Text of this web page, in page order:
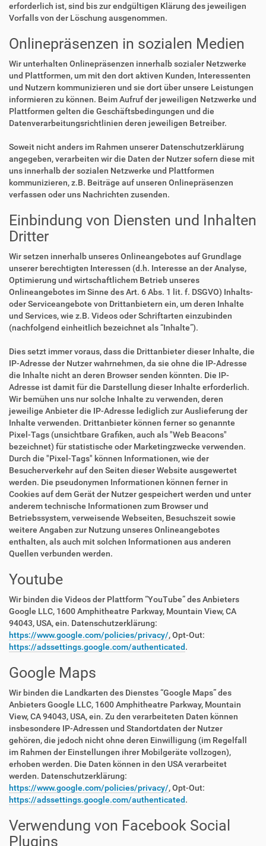
erforderlich ist, sind bis zur endgültigen Klärung des jeweiligen
Vorfalls von der Löschung ausgenommen.
Onlinepräsenzen in sozialen Medien
Wir unterhalten Onlinepräsenzen innerhalb sozialer Netzwerke
und Plattformen, um mit den dort aktiven Kunden, Interessenten
und Nutzern kommunizieren und sie dort über unsere Leistungen
informieren zu können. Beim Aufruf der jeweiligen Netzwerke und
Plattformen gelten die Geschäftsbedingungen und die
Datenverarbeitungsrichtlinien deren jeweiligen Betreiber.
Soweit nicht anders im Rahmen unserer Datenschutzerklärung
angegeben, verarbeiten wir die Daten der Nutzer sofern diese mit
uns innerhalb der sozialen Netzwerke und Plattformen
kommunizieren, z.B. Beiträge auf unseren Onlinepräsenzen
verfassen oder uns Nachrichten zusenden.
Einbindung von Diensten und Inhalten
Dritter
Wir setzen innerhalb unseres Onlineangebotes auf Grundlage
unserer berechtigten Interessen (d.h. Interesse an der Analyse,
Optimierung und wirtschaftlichem Betrieb unseres
Onlineangebotes im Sinne des Art. 6 Abs. 1 lit. f. DSGVO) Inhalts-
oder Serviceangebote von Drittanbietern ein, um deren Inhalte
und Services, wie z.B. Videos oder Schriftarten einzubinden
(nachfolgend einheitlich bezeichnet als “Inhalte”).
Dies setzt immer voraus, dass die Drittanbieter dieser Inhalte, die
IP-Adresse der Nutzer wahrnehmen, da sie ohne die IP-Adresse
die Inhalte nicht an deren Browser senden könnten. Die IP-
Adresse ist damit für die Darstellung dieser Inhalte erforderlich.
Wir bemühen uns nur solche Inhalte zu verwenden, deren
jeweilige Anbieter die IP-Adresse lediglich zur Auslieferung der
Inhalte verwenden. Drittanbieter können ferner so genannte
Pixel-Tags (unsichtbare Grafiken, auch als "Web Beacons"
bezeichnet) für statistische oder Marketingzwecke verwenden.
Durch die "Pixel-Tags" können Informationen, wie der
Besucherverkehr auf den Seiten dieser Website ausgewertet
werden. Die pseudonymen Informationen können ferner in
Cookies auf dem Gerät der Nutzer gespeichert werden und unter
anderem technische Informationen zum Browser und
Betriebssystem, verweisende Webseiten, Besuchszeit sowie
weitere Angaben zur Nutzung unseres Onlineangebotes
enthalten, als auch mit solchen Informationen aus anderen
Quellen verbunden werden.
Youtube
Wir binden die Videos der Plattform “YouTube” des Anbieters
Google LLC, 1600 Amphitheatre Parkway, Mountain View, CA
94043, USA, ein. Datenschutzerklärung:
https://www.google.com/policies/privacy/, Opt-Out:
https://adssettings.google.com/authenticated.
Google Maps
Wir binden die Landkarten des Dienstes “Google Maps” des
Anbieters Google LLC, 1600 Amphitheatre Parkway, Mountain
View, CA 94043, USA, ein. Zu den verarbeiteten Daten können
insbesondere IP-Adressen und Standortdaten der Nutzer
gehören, die jedoch nicht ohne deren Einwilligung (im Regelfall
im Rahmen der Einstellungen ihrer Mobilgeräte vollzogen),
erhoben werden. Die Daten können in den USA verarbeitet
werden. Datenschutzerklärung:
https://www.google.com/policies/privacy/, Opt-Out:
https://adssettings.google.com/authenticated.
Verwendung von Facebook Social
Plugins